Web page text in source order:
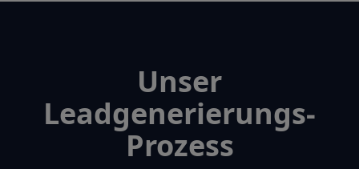
Unser
Leadgenerierungs-
Prozess